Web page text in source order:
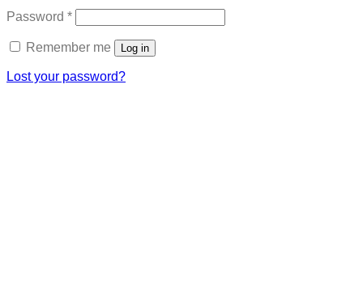
Password *Required
Remember me Log in
Lost your password?